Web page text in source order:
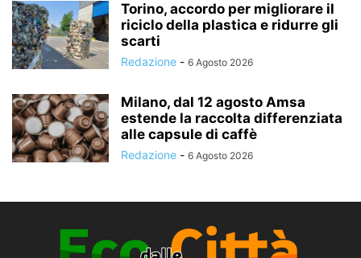
Torino, accordo per migliorare il
riciclo della plastica e ridurre gli
scarti
Redazione - 6 Agosto 2026
Milano, dal 12 agosto Amsa
estende la raccolta differenziata
alle capsule di caffè
Redazione - 6 Agosto 2026